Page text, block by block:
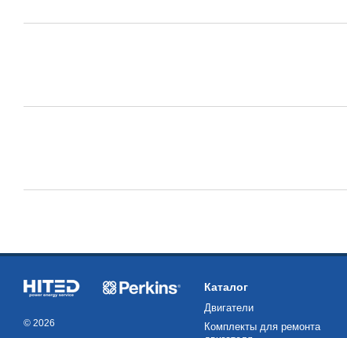
© 2026
Каталог
Двигатели
Комплекты для ремонта